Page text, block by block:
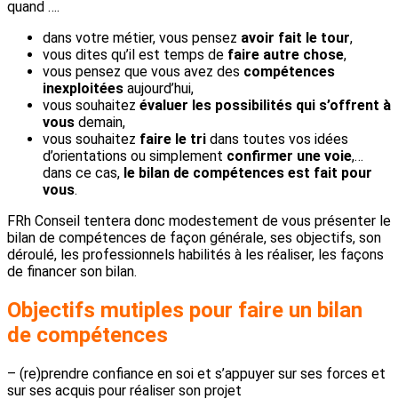
quand ….
dans votre métier, vous pensez avoir fait le tour,
vous dites qu’il est temps de faire autre chose,
vous pensez que vous avez des compétences
inexploitées aujourd’hui,
vous souhaitez évaluer les possibilités qui s’offrent à
vous demain,
vous souhaitez faire le tri dans toutes vos idées
d’orientations ou simplement confirmer une voie,…
dans ce cas, le bilan de compétences est fait pour
vous.
FRh Conseil tentera donc modestement de vous présenter le
bilan de compétences de façon générale, ses objectifs, son
déroulé, les professionnels habilités à les réaliser, les façons
de financer son bilan.
Objectifs mutiples pour faire un bilan
de compétences
– (re)prendre confiance en soi et s’appuyer sur ses forces et
sur ses acquis pour réaliser son projet